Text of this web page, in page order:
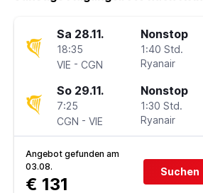
Sa 28.11.
18:35
VIE - CGN
Nonstop
1:40 Std.
Ryanair
So 29.11.
7:25
CGN - VIE
Nonstop
1:30 Std.
Ryanair
Angebot gefunden am
03.08.
€ 131
Suchen